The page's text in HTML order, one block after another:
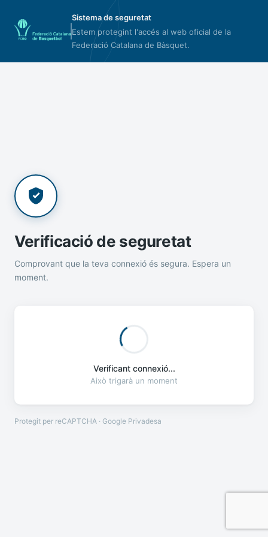
Sistema de seguretat
Estem protegint l'accés al web oficial de la
Federació Catalana de Bàsquet.
Verificació de seguretat
Comprovant que la teva connexió és segura. Espera un
moment.
Verificant connexió...
Això trigarà un moment
Protegit per reCAPTCHA · Google Privadesa